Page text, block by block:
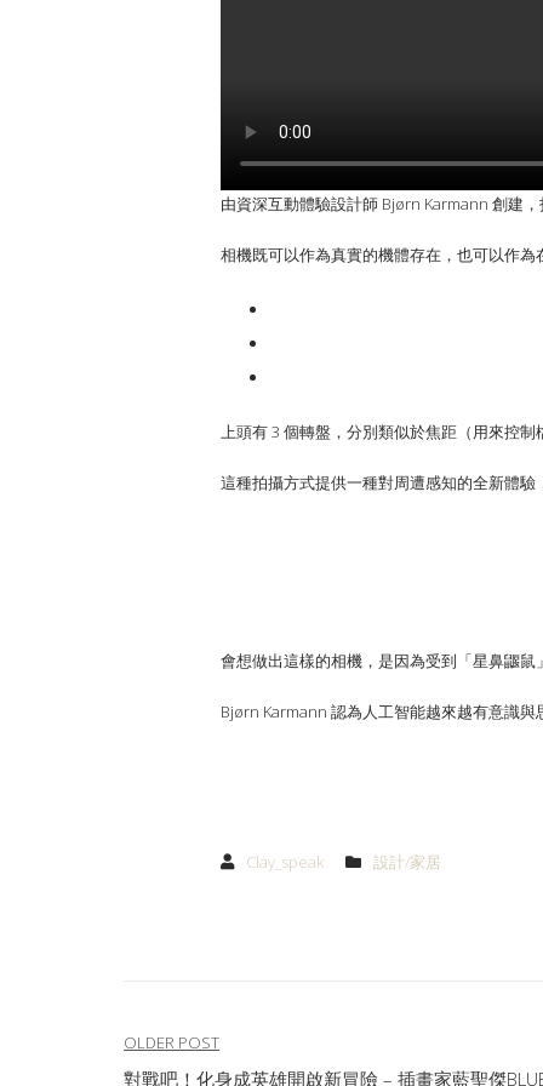
由資深互動體驗設計師 Bjørn Karmann 創建
相機既可以作為真實的機體存在，也可以作為
上頭有 3 個轉盤，分別類似於焦距（用來控
這種拍攝方式提供一種對周遭感知的全新體
會想做出這樣的相機，是因為受到「星鼻鼴
Bjørn Karmann 認為人工智能越來越有意識
Clay_speak 設計/家居
文
OLDER POST
對戰吧！化身成英雄開啟新冒險 – 插畫家藍聖傑